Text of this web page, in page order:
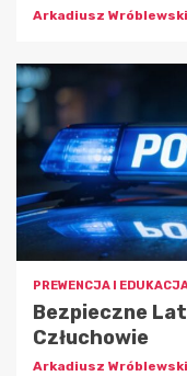
Arkadiusz Wróblewski
PREWENCJA I
Bezpieczne
Człuchowie
Arkadiusz Wróblewski